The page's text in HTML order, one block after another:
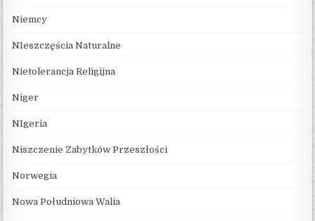
Niemcy
NIeszczęścia Naturalne
Nietolerancja Religijna
Niger
NIgeria
Niszczenie Zabytków Przeszłości
Norwegia
Nowa Południowa Walia